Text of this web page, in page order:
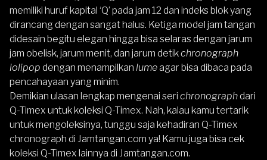
memiliki huruf kapital ‘Q’ pada jam 12 dan indeks blok yang
dirancang dengan sangat halus. Ketiga model jam tangan
didesain begitu elegan hingga bisa selaras dengan jarum
jam obelisk, jarum menit, dan jarum detikchronograph
lolipop dengan menampilkan lumeagar bisa dibaca pada
pencahayaan yang minim.
Demikian ulasan lengkap mengenai seri chronographdari
Q-Timex untuk koleksi Q-Timex. Nah, kalau kamu tertarik
untuk mengoleksinya, tunggu saja kehadiran Q-Timex
chronograph di Jamtangan.com ya! Kamu juga bisa cek
koleksi Q-Timex lainnya di Jamtangan.com.